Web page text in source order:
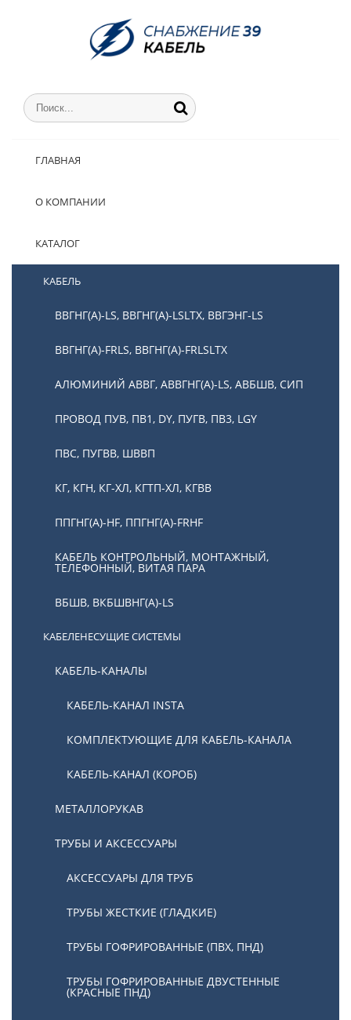
ГЛАВНАЯ
О КОМПАНИИ
КАТАЛОГ
КАБЕЛЬ
ВВГНГ(А)-LS, ВВГНГ(А)-LSLTX, ВВГЭНГ-LS
ВВГНГ(А)-FRLS, ВВГНГ(А)-FRLSLTX
АЛЮМИНИЙ АВВГ, АВВГНГ(А)-LS, АВБШВ, СИП
ПРОВОД ПУВ, ПВ1, DY, ПУГВ, ПВ3, LGY
ПВС, ПУГВВ, ШВВП
КГ, КГН, КГ-ХЛ, КГТП-ХЛ, КГВВ
ППГНГ(А)-HF, ППГНГ(А)-FRHF
КАБЕЛЬ КОНТРОЛЬНЫЙ, МОНТАЖНЫЙ,
ТЕЛЕФОННЫЙ, ВИТАЯ ПАРА
ВБШВ, ВКБШВНГ(А)-LS
КАБЕЛЕНЕСУЩИЕ СИСТЕМЫ
КАБЕЛЬ-КАНАЛЫ
КАБЕЛЬ-КАНАЛ INSTA
КОМПЛЕКТУЮЩИЕ ДЛЯ КАБЕЛЬ-КАНАЛА
КАБЕЛЬ-КАНАЛ (КОРОБ)
МЕТАЛЛОРУКАВ
ТРУБЫ И АКСЕССУАРЫ
АКСЕССУАРЫ ДЛЯ ТРУБ
ТРУБЫ ЖЕСТКИЕ (ГЛАДКИЕ)
ТРУБЫ ГОФРИРОВАННЫЕ (ПВХ, ПНД)
ТРУБЫ ГОФРИРОВАННЫЕ ДВУСТЕННЫЕ
(КРАСНЫЕ ПНД)